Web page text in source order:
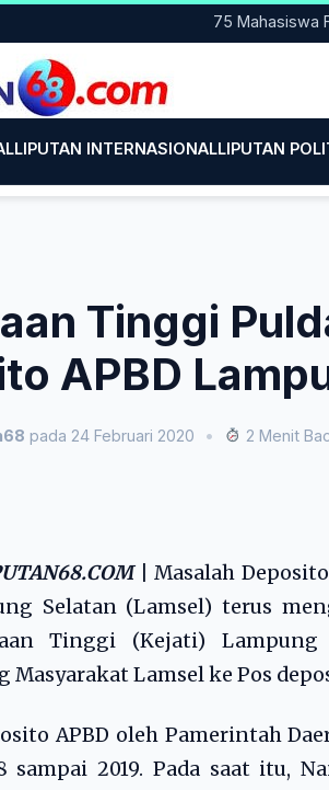
75 Mahasiswa
LIPUTAN INTERNASIONALLIPUTAN
Tinggi
APBD
pada 24 Februari 2020 • 2 Menit
|
Masalah
Selatan (Lamsel) terus
Tinggi (Kejati)
Masyarakat Lamsel ke Pos
APBD oleh Pamerintah
sampai 2019. Pada saat itu,